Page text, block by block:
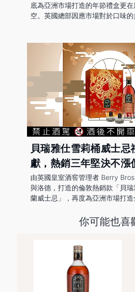
底為亞洲市場打造的年節禮盒更
空。英國總部因應市場對於口味的
的是，新品並沒有隨著市場盲目
親民的價格帶，期待提供台灣消費
貝瑞雅仕雪莉桶威士忌
獻，熱銷三年堅決不漲
由英國皇室酒窖管理者 Berry
與洛德，打造的倫敦熱銷款「貝
蘭威士忌」，再度為亞洲市場打造
作「生命之果」的無花果風味，口
甜和堅果香氣，柔順入喉有著黑棗
你可能也喜